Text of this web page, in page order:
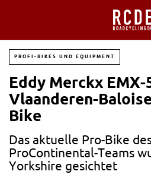
PROFI-BIKES UND EQUIPMENT
Eddy Merckx
Vlaanderen-
Bike
Das aktuelle Pro-Bike
ProContinental-Teams
Yorkshire gesichtet